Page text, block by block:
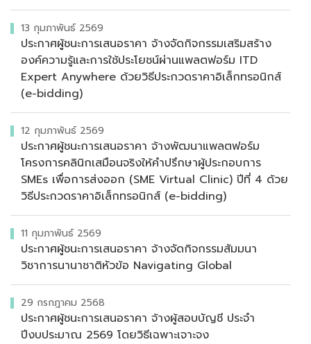
13 กุมภาพันธ์ 2569
ประกาศผู้ชนะการเสนอราคา จ้างจัดกิจกรรมเสริมสร้าง
องค์ความรู้และการใช้ประโยชน์ผ่านแพลตฟอร์ม ITD
Expert Anywhere ด้วยวิธีประกวดราคาอิเล็กทรอนิกส์
(e-bidding)
12 กุมภาพันธ์ 2569
ประกาศผู้ชนะการเสนอราคา จ้างพัฒนาแพลตฟอร์ม
โครงการคลินิกเสมือนจริงให้คำปรึกษาผู้ประกอบการ
SMEs เพื่อการส่งออก (SME Virtual Clinic) ปีที่ 4 ด้วย
วิธีประกวดราคาอิเล็กทรอนิกส์ (e-bidding)
11 กุมภาพันธ์ 2569
ประกาศผู้ชนะการเสนอราคา จ้างจัดกิจกรรมสัมมนา
วิชาการนานาชาติหัวข้อ Navigating Global
29 กรกฎาคม 2568
ประกาศผู้ชนะการเสนอราคา จ้างผู้สอบบัญชี ประจำ
ปีงบประมาณ 2569 โดยวิธีเฉพาะเจาะจง